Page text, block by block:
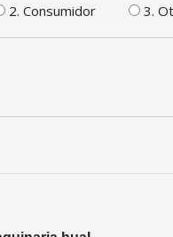
2. Consumidor 3.